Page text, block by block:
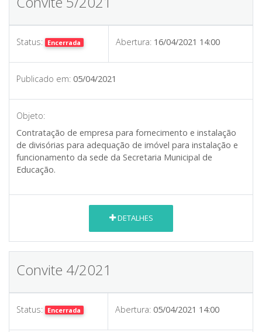
Status: Encerrada Abertura: 16/04/2021 14:00
Publicado em: 05/04/2021
Objeto:
Contratação de empresa para fornecimento e instalação
de divisórias para adequação de imóvel para instalação e
funcionamento da sede da Secretaria Municipal de
Educação.
DETALHES
Convite 4/2021
Status: Encerrada Abertura: 05/04/2021 14:00